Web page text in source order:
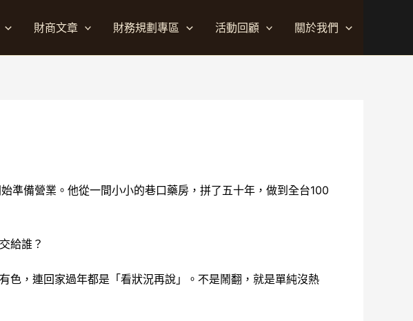
財商文章 財務規劃專區 活動回顧 關於我們
準備營業。他從一間小小的巷口藥房，拼了五十年，做到全台100
給誰？
色，連回家過年都是「看狀況再說」。不是鬧翻，就是單純沒熱